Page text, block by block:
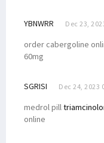
YBNWRR Dec 23,
order cabergoline
60mg
SGRISI Dec 24, 2023
medrol pill
online